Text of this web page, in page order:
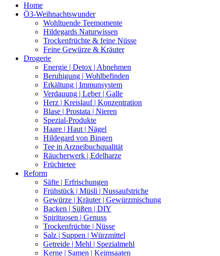
Home
Ö3-Weihnachtswunder
Wohltuende Teemomente
Hildegards Naturwissen
Trockenfrüchte & feine Nüsse
Feine Gewürze & Kräuter
Drogerie
Energie | Detox | Abnehmen
Beruhigung | Wohlbefinden
Erkältung | Immunsystem
Verdauung | Leber | Galle
Herz | Kreislauf | Konzentration
Blase | Prostata | Nieren
Spezial-Produkte
Haare | Haut | Nägel
Hildegard von Bingen
Tee in Arzneibuchqualität
Räucherwerk | Edelharze
Früchtetee
Reform
Säfte | Erfrischungen
Frühstück | Müsli | Nussaufstriche
Gewürze | Kräuter | Gewürzmischung
Backen | Süßen | DIY
Spirituosen | Genuss
Trockenfrüchte | Nüsse
Salz | Suppen | Würzmittel
Getreide | Mehl | Spezialmehl
Kerne | Samen | Keimsaaten